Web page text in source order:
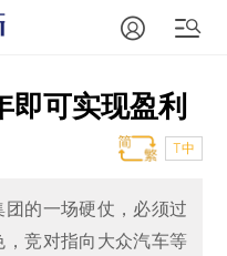
即可实现盈利
T中
的一场硬仗，必须过
竞对指向大众汽车等